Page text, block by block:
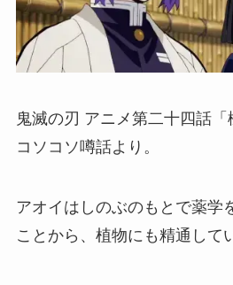
鬼滅の刃 アニメ第二十四話
コソコソ噂話より。
アオイはしのぶのもとで薬学
ことから、植物にも精通して